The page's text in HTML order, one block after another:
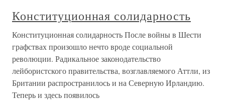
Конституционная солидарность
Конституционная солидарность После войны в Шести
графствах произошло нечто вроде социальной
революции. Радикальное законодательство
лейбористского правительства, возглавляемого Аттли, из
Британии распространилось и на Северную Ирландию.
Теперь и здесь появилось